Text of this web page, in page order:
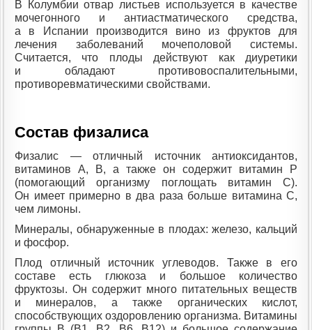
В Колумбии отвар листьев используется в качестве
мочегонного и антиастматического средства,
а в Испании производится вино из фруктов для
лечения заболеваний мочеполовой системы.
Считается, что плоды действуют как диуретики
и обладают противовоспалительными,
противоревматическими свойствами.
Состав физалиса
Физалис — отличный источник антиоксидантов,
витаминов А, В, а также он содержит витамин Р
(помогающий организму поглощать витамин С).
Он имеет примерно в два раза больше витамина С,
чем лимоны.
Минералы, обнаруженные в плодах: железо, кальций
и фосфор.
Плод отличный источник углеводов. Также в его
составе есть глюкоза и большое количество
фруктозы. Он содержит много питательных веществ
и минералов, а также органических кислот,
способствующих оздоровлению организма. Витамины